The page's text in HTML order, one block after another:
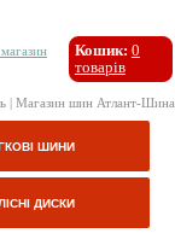
Кошик: 0
товарів
ШИНИ
ДИСКИ